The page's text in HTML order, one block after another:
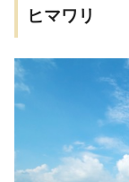
ヒマワリ